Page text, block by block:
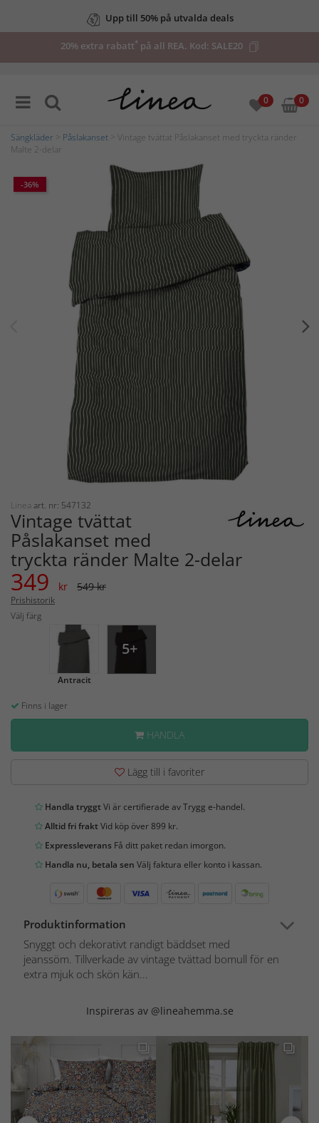
Upp till 50% på utvalda deals
20% extra rabatt*på all REA. Kod: SALE20
0 0
Sängkläder Påslakanset > Vintage tvättat Påslakanset med tryckta ränder
Malte 2-delar
-36%
Linea art. nr: 547132
Vintage tvättat
Påslakanset med
tryckta ränder Malte 2-delar
349 kr 549 kr
Prishistorik
Välj färg
Antracit
5+
Finns i lager
HANDLA
Lägg till i favoriter
Handla tryggtVi är certifierade av Trygg e-handel.
Alltid fri fraktVid köp över 899 kr.
Expressleverans Få ditt paket redan imorgon.
Handla nu, betala sen Välj faktura eller konto i kassan.
Produktinformation
Snyggt och dekorativt randigt bäddset med
jeanssöm. Tillverkade av vintage tvättad bomull för en
extra mjuk och skön kän...
Inspireras av @lineahemma.se